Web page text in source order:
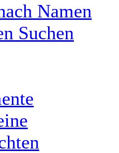
Namen
Suchen